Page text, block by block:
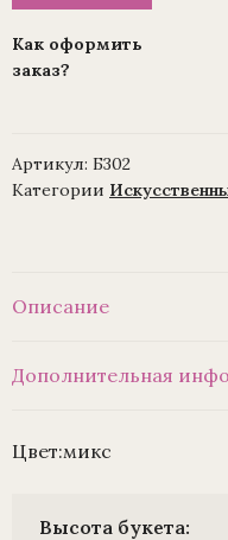
хризантемы,
7
веток,
33
Как оформить
заказ?
Артикул: Б302
Категории
Описание
Дополнительная
Цвет:микс
Высота букета: